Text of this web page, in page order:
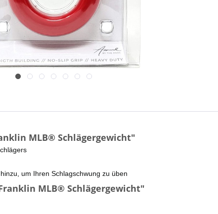
MLB® Schlägergewicht"
um Ihren Schlagschwung zu üben
MLB® Schlägergewicht"